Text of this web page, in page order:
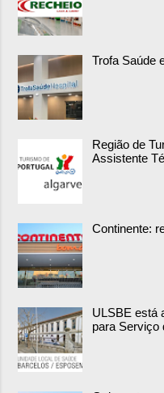
Trofa Saúde
Região de
Assistente
Continente:
ULSBE está
para Serviço